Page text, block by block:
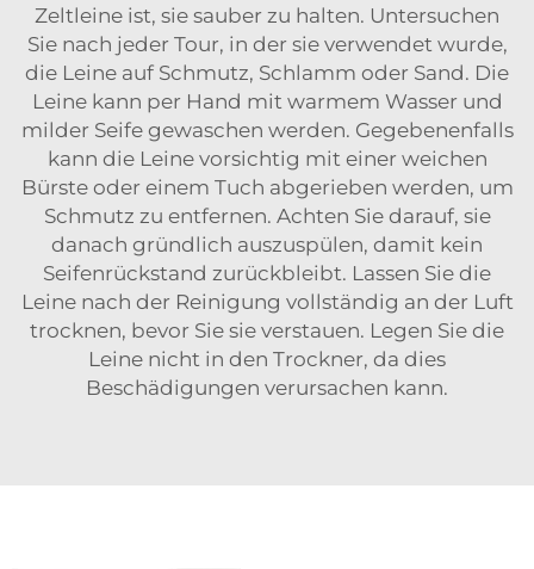
Zeltleine ist, sie sauber zu halten. Untersuchen
Sie nach jeder Tour, in der sie verwendet wurde,
die Leine auf Schmutz, Schlamm oder Sand. Die
Leine kann per Hand mit warmem Wasser und
milder Seife gewaschen werden. Gegebenenfalls
kann die Leine vorsichtig mit einer weichen
Bürste oder einem Tuch abgerieben werden, um
Schmutz zu entfernen. Achten Sie darauf, sie
danach gründlich auszuspülen, damit kein
Seifenrückstand zurückbleibt. Lassen Sie die
Leine nach der Reinigung vollständig an der Luft
trocknen, bevor Sie sie verstauen. Legen Sie die
Leine nicht in den Trockner, da dies
Beschädigungen verursachen kann.